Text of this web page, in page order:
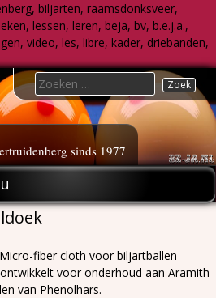
biljarten, raamsdonksveer,
lessen, leren, beja, bv, b.e.j.a.,
video, les, libre, kader, driebanden,
sinds 1977
Search
for:
fiber cloth voor biljartballen
voor onderhoud aan Aramith
van Phenolhars.